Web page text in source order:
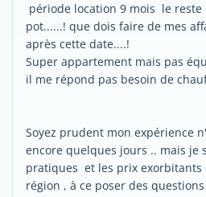
période location 9 mois le reste
pot......! que dois faire de mes
après cette date....!
Super appartement mais pas
il me répond pas besoin de
Soyez prudent mon expérience
encore quelques jours .. mais je
pratiques et les prix exorbitants
région , à ce poser des questions